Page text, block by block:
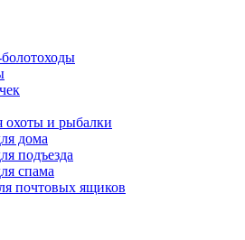
охоты и рыбалки
дома
подъезда
спама
почтовых ящиков